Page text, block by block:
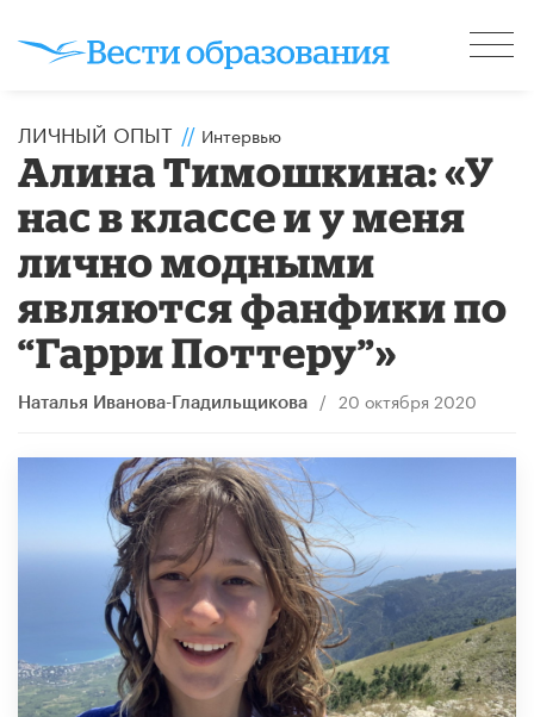
ЛИЧНЫЙ ОПЫТ // Интервью
Алина Тимошкина: «У
нас в классе и у меня
лично модными
являются фанфики по
“Гарри Поттеру”»
Наталья Иванова-Гладильщикова / 20 октября 2020